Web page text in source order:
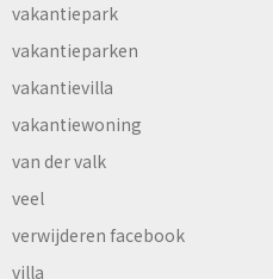
vakantiepark
vakantieparken
vakantievilla
vakantiewoning
van der valk
veel
verwijderen facebook
villa